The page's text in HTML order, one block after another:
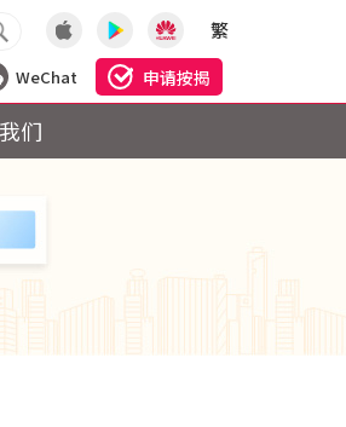
繁
WeChat 申请按揭
们